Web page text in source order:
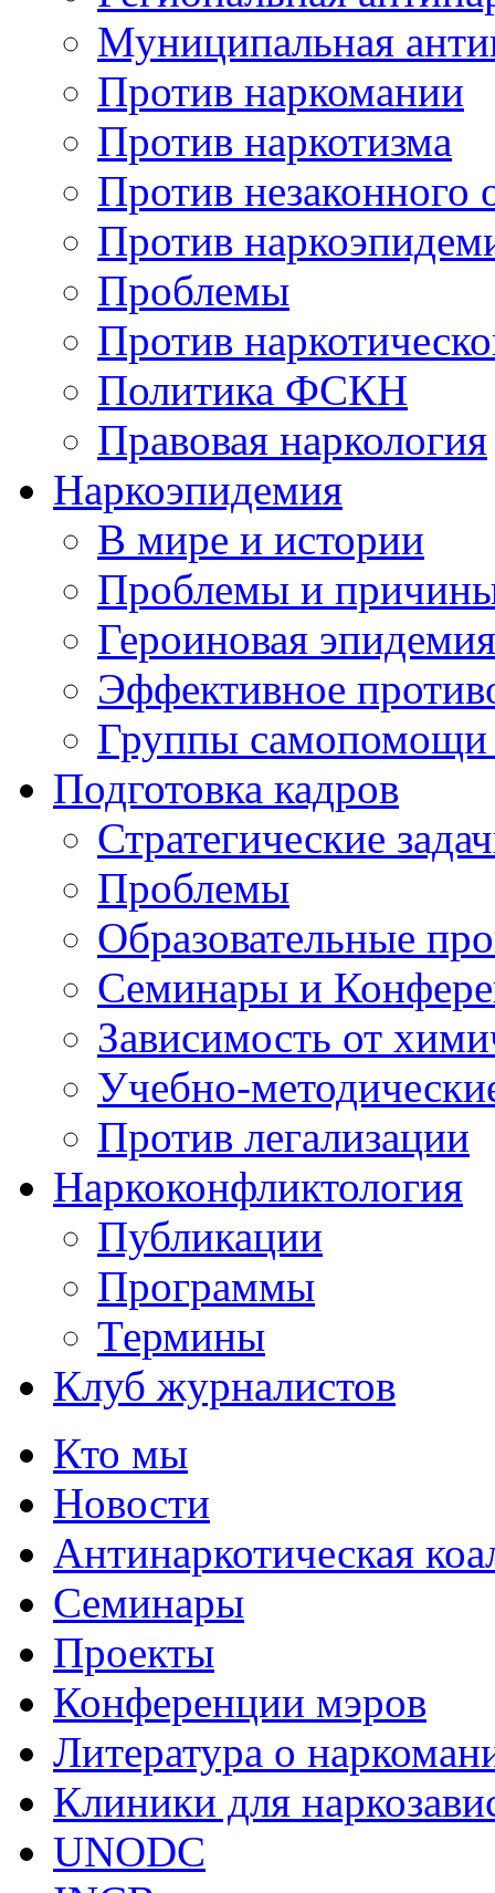
Муниципальная
Против наркомании
Против наркотизма
Против незаконного
Против
Проблемы
Против
Политика ФСКН
Правовая наркология
Наркоэпидемия
В мире и истории
Проблемы и
Героиновая эпидемия
Эффективное
Группы самопомощи
Подготовка кадров
Стратегические
Проблемы
Образовательные
Семинары и
Зависимость от
Учебно-
Против легализации
Наркоконфликтология
Публикации
Программы
Термины
Клуб журналистов
Кто мы
Новости
Антинаркотическая
Семинары
Проекты
Конференции мэров
Литература о
Клиники для
UNODC